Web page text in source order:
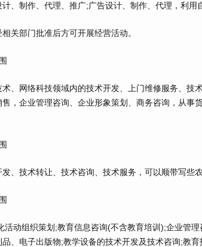
制作、代理、推广;广告设计、制作、代理，利用
部门批准后方可开展经营活动。
网络科技领域内的技术开发、上门维修服务、技术
，企业管理咨询、企业形象策划、商务咨询，从事
技术转让、技术咨询、技术服务，可以顺带写些农
组织策划;教育信息咨询(不含教育培训);企业管理
、电子出版物;教学设备的技术开发及技术咨询;教